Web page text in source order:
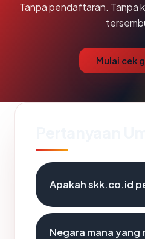
Tanpa pendaftaran. Tanpa
Mulai cek
Apakah skk.co.id
Negara mana yang